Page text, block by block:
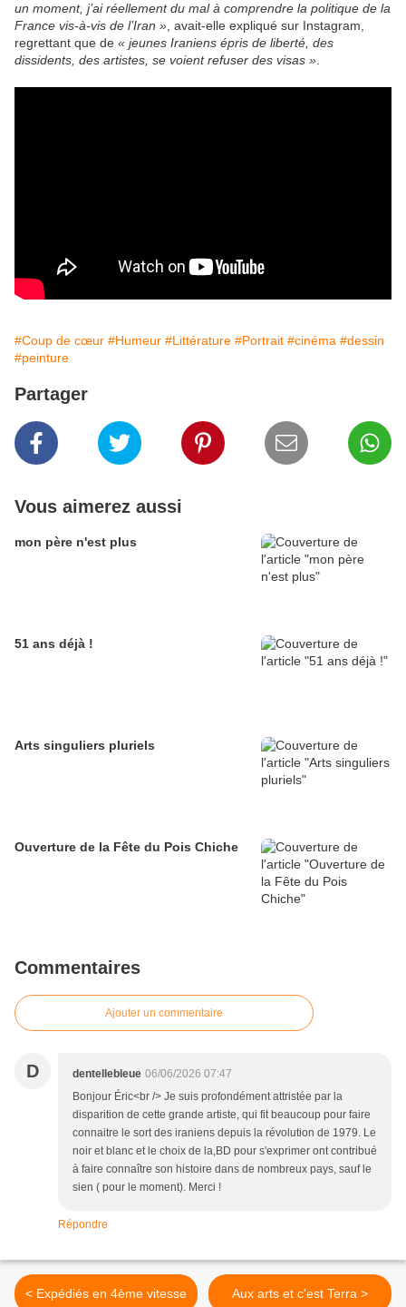
un moment, j’ai réellement du mal à comprendre la politique de la
France vis-à-vis de l’Iran » , avait-elle expliqué sur Instagram,
regrettant que de « jeunes Iraniens épris de liberté, des
dissidents, des artistes, se voient refuser des visas »
#Coup de cœur #Humeur #Littérature #Portrait #cinéma #dessin
#peinture
Partager
Vous aimerez aussi
mon père n'est plus
51 ans déjà !
Arts singuliers pluriels
Ouverture de la Fête du Pois Chiche
Commentaires
Ajouter un commentaire
D dentellebleue 06/06/2026 07:47
Bonjour Éric<br /> Je suis profondément attristée par la
disparition de cette grande artiste, qui fit beaucoup pour faire
connaitre le sort des iraniens depuis la révolution de 1979. Le
noir et blanc et le choix de la,BD pour s'exprimer ont contribué
à faire connaître son histoire dans de nombreux pays, sauf le
sien ( pour le moment). Merci !
Répondre
< Expédiés en 4ème vitesse Aux arts et c'est Terra >